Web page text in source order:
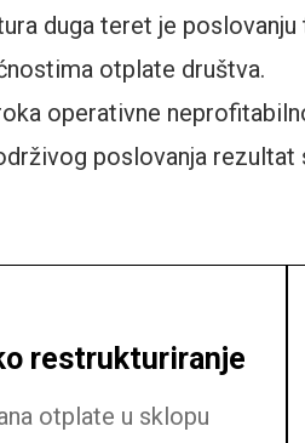
duga teret je
otplate društva.
operativne
poslovanja
restrukturiranje
otplate u sklopu